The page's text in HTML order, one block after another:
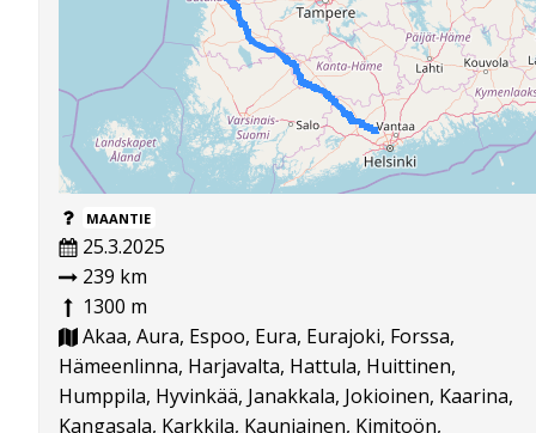
MAANTIE
25.3.2025
239 km
1300 m
Akaa, Aura, Espoo, Eura, Eurajoki, Forssa,
Hämeenlinna, Harjavalta, Hattula, Huittinen,
Humppila, Hyvinkää, Janakkala, Jokioinen, Kaarina,
Kangasala, Karkkila, Kauniainen, Kimitoön,